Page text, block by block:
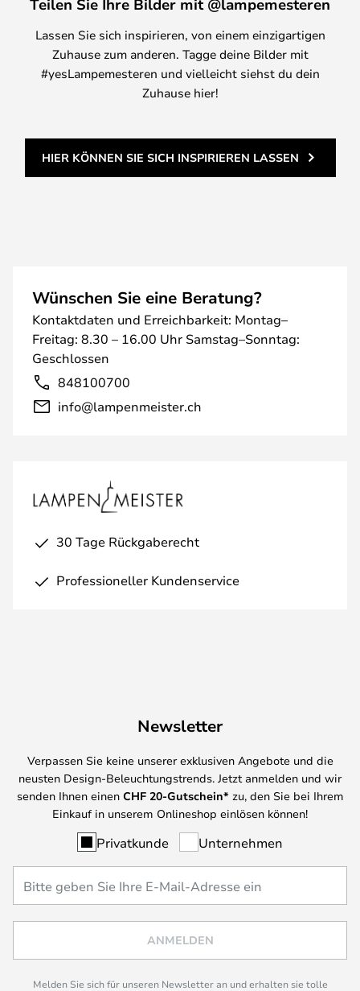
Teilen Sie Ihre Bilder mit @lampemesteren
Lassen Sie sich inspirieren, von einem einzigartigen
Zuhause zum anderen. Tagge deine Bilder mit
#yesLampemesteren und vielleicht siehst du dein
Zuhause hier!
HIER KÖNNEN SIE SICH INSPIRIEREN LASSEN
Wünschen Sie eine Beratung?
Kontaktdaten und Erreichbarkeit: Montag–
Freitag: 8.30 – 16.00 Uhr Samstag–Sonntag:
Geschlossen
848100700
info@lampenmeister.ch
30 Tage Rückgaberecht
Professioneller Kundenservice
Newsletter
Verpassen Sie keine unserer exklusiven Angebote und die
neusten Design-Beleuchtungstrends. Jetzt anmelden und wir
senden Ihnen einen CHF 20-Gutschein* zu, den Sie bei Ihrem
Einkauf in unserem Onlineshop einlösen können!
Privatkunde Unternehmen
ANMELDEN
Melden Sie sich für unseren Newsletter an und erhalten sie tolle